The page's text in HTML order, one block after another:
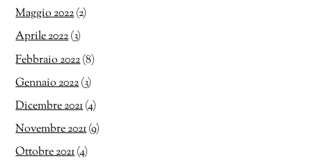
Maggio 2022(2)
Aprile 2022(3)
Febbraio 2022(8)
Gennaio 2022(3)
Dicembre 2021(4)
Novembre 2021(9)
Ottobre 2021(4)